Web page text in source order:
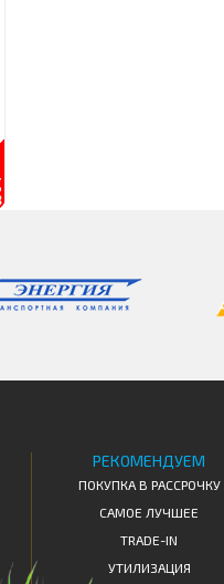
РЕКОМЕНДУЕМ
ПОКУПКА В РАССРОЧКУ
САМОЕ ЛУЧШЕЕ
TRADE-IN
УТИЛИЗАЦИЯ